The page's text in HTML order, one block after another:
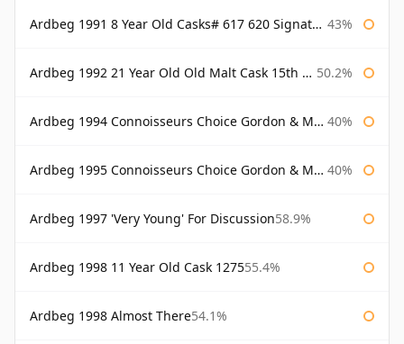
Ardbeg 1991 8 Year Old Casks# 617 620 Signatory 43%
Ardbeg 1992 21 Year Old Old Malt Cask 15th Anniversary Hunter Laing 50.2%
Ardbeg 1994 Connoisseurs Choice Gordon & Macphail 40%
Ardbeg 1995 Connoisseurs Choice Gordon & Macphail 40%
Ardbeg 1997 'Very Young' For Discussion58.9%
Ardbeg 1998 11 Year Old Cask 127555.4%
Ardbeg 1998 Almost There54.1%